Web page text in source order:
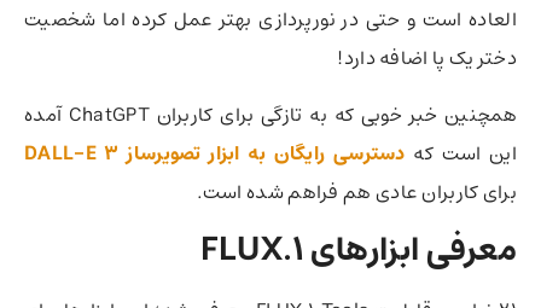
العاده است و حتی در نورپردازی بهتر عمل کرده اما شخصیت
دختر یک پا اضافه دارد!
همچنین خبر خوبی که به تازگی برای کاربران ChatGPT آمده
این است که دسترسی رایگان به ابزار تصویرساز DALL-E 3
برای کاربران عادی هم فراهم شده است.
معرفی ابزارهای FLUX.1